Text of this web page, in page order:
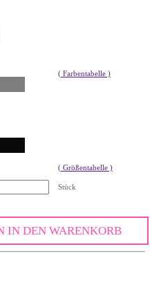
( Farbentabelle )
( Größentabelle )
Stück
IN DEN WARENKORB